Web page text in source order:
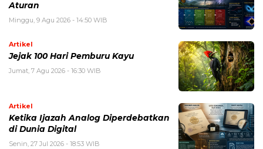
Aturan
Minggu, 9 Agu 2026 - 14:50 WIB
Artikel
Jejak 100 Hari Pemburu Kayu
Jumat, 7 Agu 2026 - 16:30 WIB
Artikel
Ketika Ijazah Analog Diperdebatkan
di Dunia Digital
Senin, 27 Jul 2026 - 18:53 WIB